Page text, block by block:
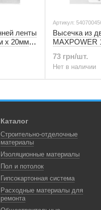
ленты
х 20мм
Артикул:
Высечка из
MAXPOWER
73 грн/шт.
Нет в наличии
Каталог
Строительно-отделочные
материалы
Изоляционные материалы
Пол и потолок
Гипсокартонная система
Расходные материалы для
ремонта